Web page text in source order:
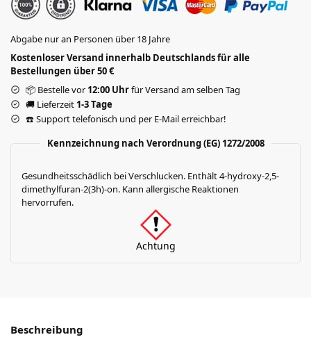
Abgabe nur an Personen über 18 Jahre
Kostenloser Versand innerhalb Deutschlands für alle
Bestellungen über 50 €
📦 Bestelle vor12:00 Uhrfür Versand am selben Tag
🚚 Lieferzeit 1-3 Tage
☎️ Support telefonisch und per E-Mail erreichbar!
Kennzeichnung nach Verordnung (EG) 1272/2008
Gesundheitsschädlich bei Verschlucken. Enthält 4-hydroxy-2,5-
dimethylfuran-2(3h)-on. Kann allergische Reaktionen
hervorrufen.
Achtung
Beschreibung